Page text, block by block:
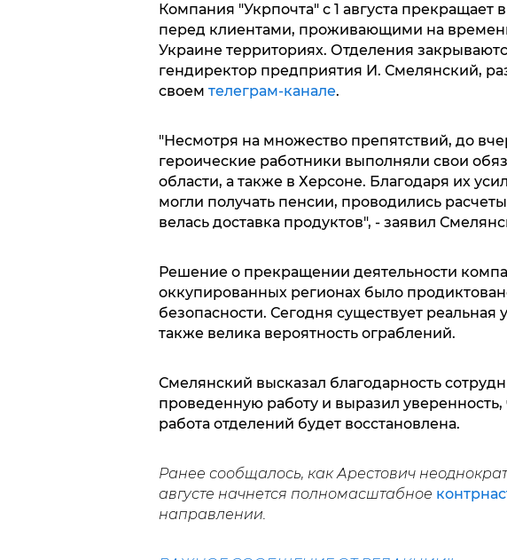
Компания "Укрпочта" с 1 августа прекращает
перед клиентами, проживающими на
Украине территориях. Отделения
гендиректор предприятия И. Смелянский,
своем телеграм-канале.
"Несмотря на множество препятствий, до
героические работники выполняли свои
области, а также в Херсоне. Благодаря их
могли получать пенсии, проводились
велась доставка продуктов", - заявил
Решение о прекращении деятельности
оккупированных регионах было
безопасности. Сегодня существует реальная
также велика вероятность ограблений.
Смелянский высказал благодарность
проведенную работу и выразил
работа отделений будет восстановлена.
Ранее сообщалось, как Арестович
августе начнется полномасштабное
направлении.